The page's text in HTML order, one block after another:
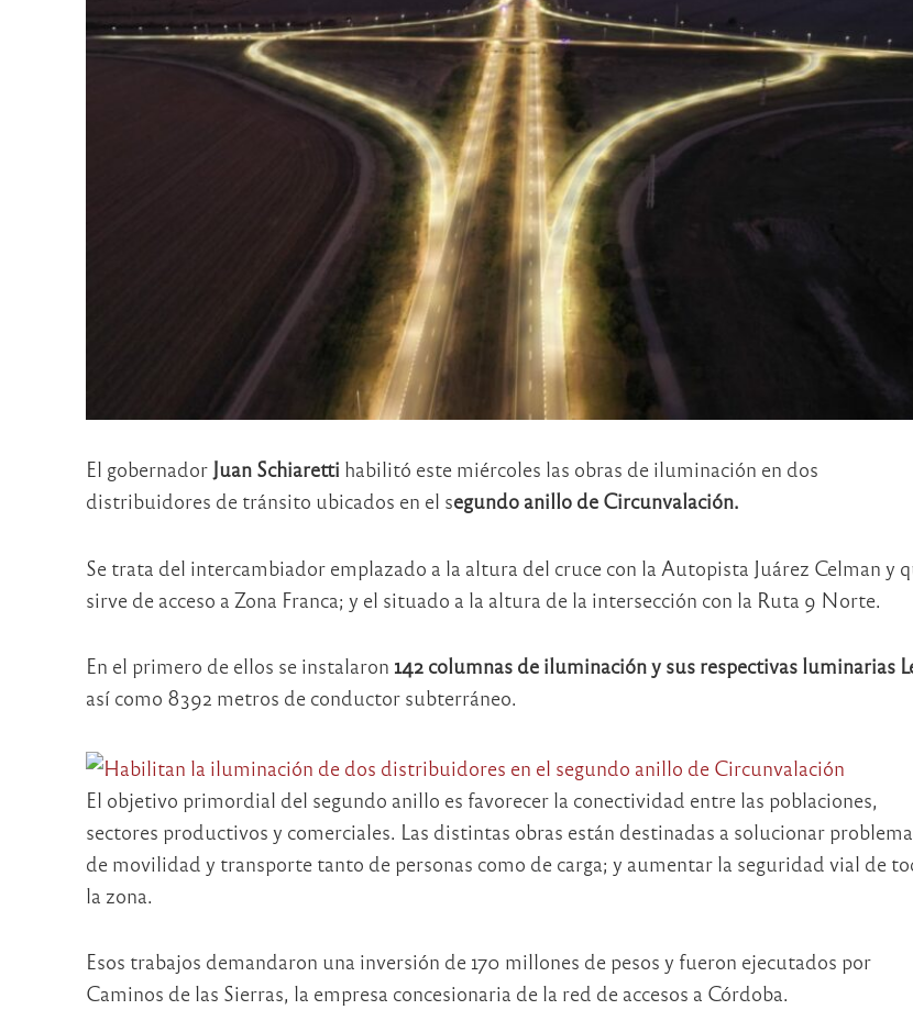
El gobernadorJuan Schiaretti habilitó este miércoles las obras de iluminación en dos
distribuidores de tránsito ubicados en el segundo anillo de Circunvalación.
Se trata del intercambiador emplazado a la altura del cruce con la Autopista Juárez Celman y
sirve de acceso a Zona Franca; y el situado a la altura de la intersección con la Ruta 9 Norte.
En el primero de ellos se instalaron 142 columnas de iluminación y sus respectivas luminarias
así como 8392 metros de conductor subterráneo.
El objetivo primordial del segundo anillo es favorecer la conectividad entre las poblaciones,
sectores productivos y comerciales. Las distintas obras están destinadas a solucionar
de movilidad y transporte tanto de personas como de carga; y aumentar la seguridad vial de
la zona.
Esos trabajos demandaron una inversión de 170 millones de pesos y fueron ejecutados por
Caminos de las Sierras, la empresa concesionaria de la red de accesos a Córdoba.